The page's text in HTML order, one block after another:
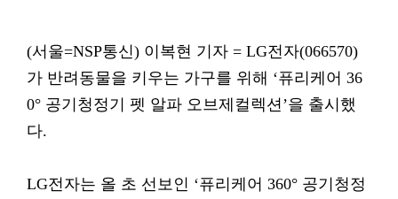
(서울=NSP통신) 이복현 기자 = LG전자(066570)
가 반려동물을 키우는 가구를 위해 ‘퓨리케어 36
0° 공기청정기 펫 알파 오브제컬렉션’을 출시했
다.
LG전자는 올 초 선보인 ‘퓨리케어 360° 공기청정